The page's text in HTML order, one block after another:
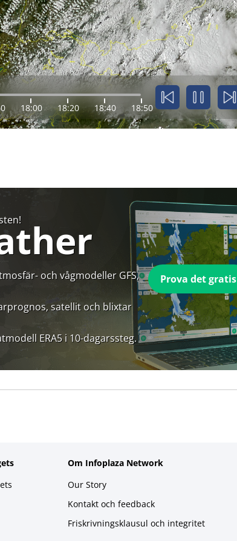
18:00 18:20 18:40 18:50
och vågmodeller GFS,
satellit och blixtar
ERA5 i 10-dagarssteg.
Prova det gratis
Om Infoplaza Network
Our Story
Kontakt och feedback
Friskrivningsklausul och integritet